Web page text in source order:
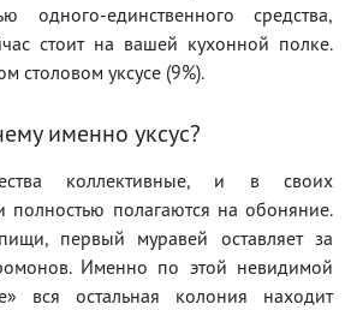
единственного средства,
стоит на вашей кухонной полке.
столовом уксусе (9%).
именно уксус?
коллективные, и в своих
полностью полагаются на обоняние.
первый муравей оставляет за
Именно по этой невидимой
вся остальная колония находит